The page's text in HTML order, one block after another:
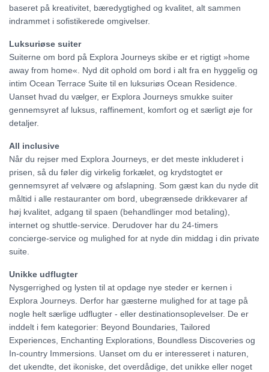
baseret på kreativitet, bæredygtighed og kvalitet, alt sammen
indrammet i sofistikerede omgivelser.
Luksuriøse suiter
Suiterne om bord på Explora Journeys skibe er et rigtigt »home
away from home«. Nyd dit ophold om bord i alt fra en hyggelig og
intim Ocean Terrace Suite til en luksuriøs Ocean Residence.
Uanset hvad du vælger, er Explora Journeys smukke suiter
gennemsyret af luksus, raffinement, komfort og et særligt øje for
detaljer.
All inclusive
Når du rejser med Explora Journeys, er det meste inkluderet i
prisen, så du føler dig virkelig forkælet, og krydstogtet er
gennemsyret af velvære og afslapning. Som gæst kan du nyde dit
måltid i alle restauranter om bord, ubegrænsede drikkevarer af
høj kvalitet, adgang til spaen (behandlinger mod betaling),
internet og shuttle-service. Derudover har du 24-timers
concierge-service og mulighed for at nyde din middag i din private
suite.
Unikke udflugter
Nysgerrighed og lysten til at opdage nye steder er kernen i
Explora Journeys. Derfor har gæsterne mulighed for at tage på
nogle helt særlige udflugter - eller destinationsoplevelser. De er
inddelt i fem kategorier: Beyond Boundaries, Tailored
Experiences, Enchanting Explorations, Boundless Discoveries og
In-country Immersions. Uanset om du er interesseret i naturen,
det ukendte, det ikoniske, det overdådige, det unikke eller noget